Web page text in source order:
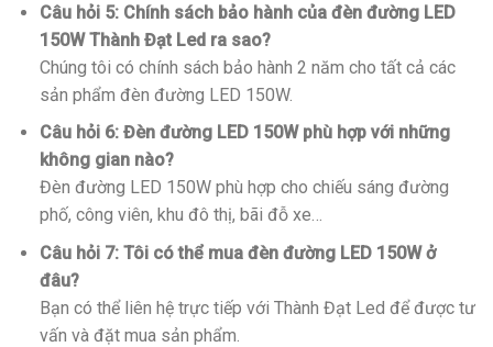
Câu hỏi 5: Chính sách bảo hành của đèn đường LED
150W Thành Đạt Led ra sao?
Chúng tôi có chính sách bảo hành 2 năm cho tất cả các
sản phẩm đèn đường LED 150W.
Câu hỏi 6: Đèn đường LED 150W phù hợp với những
không gian nào?
Đèn đường LED 150W phù hợp cho chiếu sáng đường
phố, công viên, khu đô thị, bãi đỗ xe…
Câu hỏi 7: Tôi có thể mua đèn đường LED 150W ở
đâu?
Bạn có thể liên hệ trực tiếp với Thành Đạt Led để được tư
vấn và đặt mua sản phẩm.